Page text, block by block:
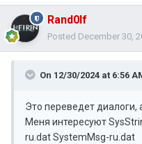
Rand0lf
Posted December 30,
On 12/30/2024 at 6:56
Это переведет диалоги,
Меня интересуют
ru.dat SystemMsg-ru.dat